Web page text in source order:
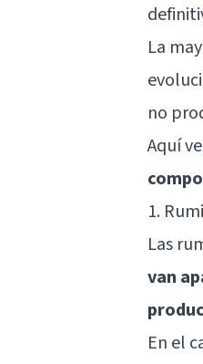
La
no
Aquí
1.
Las
van
En el